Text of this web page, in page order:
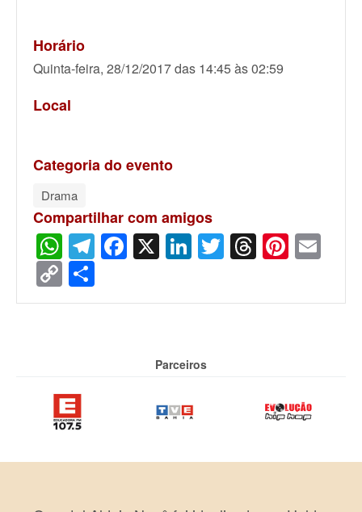
Horário
Quinta-feira, 28/12/2017 das 14:45 às 02:59
Local
Categoria do evento
Drama
Compartilhar com amigos
WhatsApp
Telegram
Facebook
X LinkedIn
Twitter
Threads
Copy
Link
Parceiros